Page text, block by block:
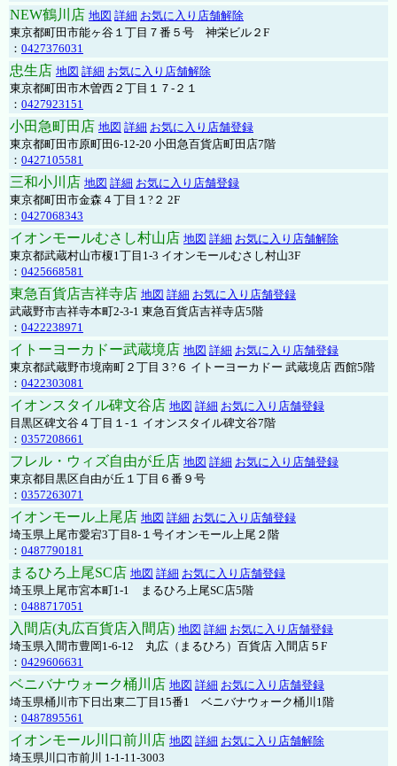
NEW鶴川店 地図 詳細 お気に入り店舗解除
東京都町田市能ヶ谷１丁目７番５号 神栄ビル２F
： 0427376031
忠生店 地図 詳細 お気に入り店舗解除
東京都町田市木曽西２丁目１７-２１
： 0427923151
小田急町田店 地図 詳細 お気に入り店舗登録
東京都町田市原町田6-12-20 小田急百貨店町田店7階
： 0427105581
三和小川店 地図 詳細 お気に入り店舗登録
東京都町田市金森４丁目１?２ 2F
： 0427068343
イオンモールむさし村山店 地図 詳細 お気に入り店舗解除
東京都武蔵村山市榎1丁目1-3 イオンモールむさし村山3F
： 0425668581
東急百貨店吉祥寺店 地図 詳細 お気に入り店舗登録
武蔵野市吉祥寺本町2-3-1 東急百貨店吉祥寺店5階
： 0422238971
イトーヨーカドー武蔵境店 地図 詳細 お気に入り店舗登録
東京都武蔵野市境南町２丁目３?６ イトーヨーカドー 武蔵境店 西館5階
： 0422303081
イオンスタイル碑文谷店 地図 詳細 お気に入り店舗登録
目黒区碑文谷４丁目１-１ イオンスタイル碑文谷7階
： 0357208661
フレル・ウィズ自由が丘店 地図 詳細 お気に入り店舗登録
東京都目黒区自由が丘１丁目６番９号
： 0357263071
イオンモール上尾店 地図 詳細 お気に入り店舗登録
埼玉県上尾市愛宕3丁目8-１号イオンモール上尾２階
： 0487790181
まるひろ上尾SC店 地図 詳細 お気に入り店舗登録
埼玉県上尾市宮本町1-1 まるひろ上尾SC店5階
： 0488717051
入間店(丸広百貨店入間店) 地図 詳細 お気に入り店舗登録
埼玉県入間市豊岡1-6-12 丸広（まるひろ）百貨店 入間店５F
： 0429606631
ベニバナウォーク桶川店 地図 詳細 お気に入り店舗登録
埼玉県桶川市下日出東二丁目15番1 ベニバナウォーク桶川1階
： 0487895561
イオンモール川口前川店 地図 詳細 お気に入り店舗解除
埼玉県川口市前川 1-1-11-3003